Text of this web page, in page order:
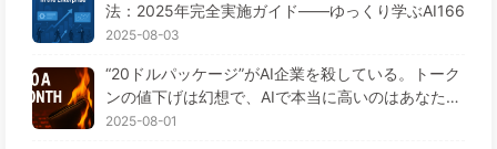
法：2025年完全実施ガイド——ゆっくり学ぶAI166
2025-08-03
“20ドルパッケージ”がAI企業を殺している。トーク
ンの値下げは幻想で、AIで本当に高いのはあなたの
貪欲さ——ゆっくり学ぶAI164
2025-08-01